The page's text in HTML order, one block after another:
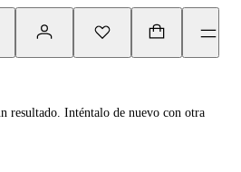
resultado. Inténtalo de nuevo con otra